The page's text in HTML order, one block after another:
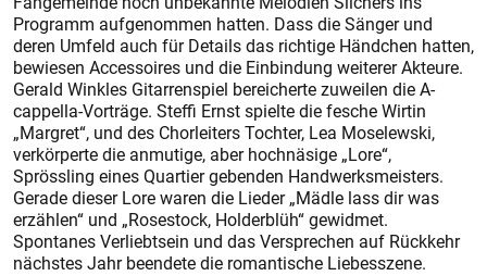
Programm aufgenommen hatten. Dass die Sänger und
deren Umfeld auch für Details das richtige Händchen hatten,
bewiesen Accessoires und die Einbindung weiterer Akteure.
Gerald Winkles Gitarrenspiel bereicherte zuweilen die A-
cappella-Vorträge. Steffi Ernst spielte die fesche Wirtin
„Margret“, und des Chorleiters Tochter, Lea Moselewski,
verkörperte die anmutige, aber hochnäsige „Lore“,
Sprössling eines Quartier gebenden Handwerksmeisters.
Gerade dieser Lore waren die Lieder „Mädle lass dir was
erzählen“ und „Rose­stock, Holderblüh“ gewidmet.
Spontanes Verliebtsein und das Versprechen auf Rückkehr
nächstes Jahr beendete die romantische Liebesszene.